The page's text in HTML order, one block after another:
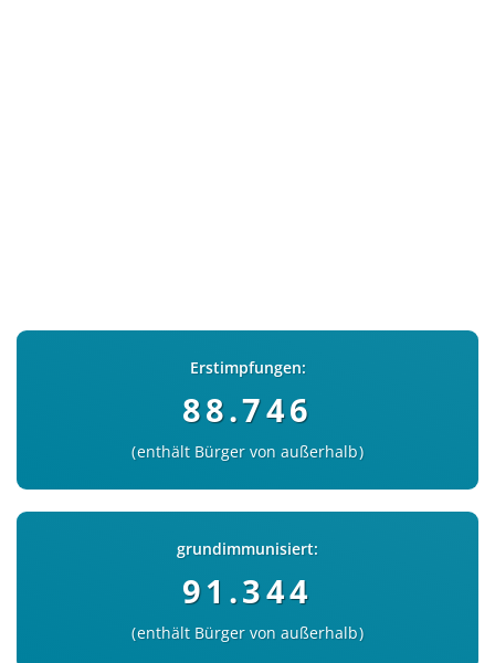
Erstimpfungen:
88.746
enthält Bürger von außerhalb
grundimmunisiert:
91.344
enthält Bürger von außerhalb